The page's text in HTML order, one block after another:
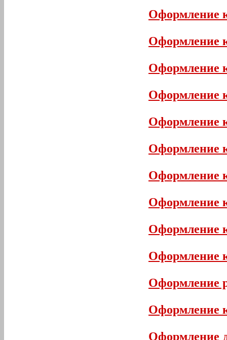
Оформление
Оформление
Оформление
Оформление
Оформление
Оформление
Оформление
Оформление
Оформление
Оформление
Оформление
Оформление
Оформление